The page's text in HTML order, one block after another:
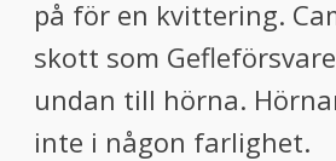
på för en kvittering.
skott som
undan till hörna.
inte i någon farlighet.